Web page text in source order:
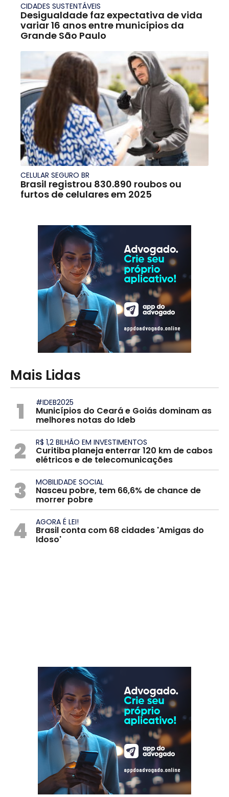
CIDADES SUSTENTÁVEIS
Desigualdade faz expectativa de vida
variar 16 anos entre municípios da
Grande São Paulo
CELULAR SEGURO BR
Brasil registrou 830.890 roubos ou
furtos de celulares em 2025
Mais Lidas
1 #IDEB2025
Municípios do Ceará e Goiás dominam as
melhores notas do Ideb
2 R$ 1,2 BILHÃO EM INVESTIMENTOS
Curitiba planeja enterrar 120 km de cabos
elétricos e de telecomunicações
3 MOBILIDADE SOCIAL
Nasceu pobre, tem 66,6% de chance de
morrer pobre
4 AGORA É LEI!
Brasil conta com 68 cidades 'Amigas do
Idoso'